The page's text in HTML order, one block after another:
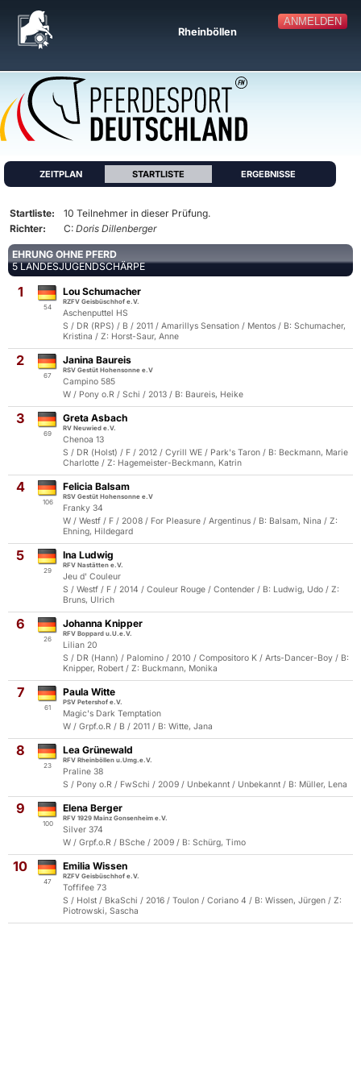
ANMELDEN
Rheinböllen
ZEITPLAN STARTLISTE ERGEBNISSE
Startliste:
10 Teilnehmer in dieser Prüfung.
Richter:
C: Doris Dillenberger
EHRUNG OHNE PFERD
5 LANDESJUGENDSCHÄRPE
1
54
Lou Schumacher
RZFV Geisbüschhof e.V.
Aschenputtel HS
S / DR (RPS) / B / 2011 / Amarillys Sensation / Mentos / B: Schumacher,
Kristina / Z: Horst-Saur, Anne
2
67
Janina Baureis
RSV Gestüt Hohensonne e.V
Campino 585
W / Pony o.R / Schi / 2013 / B: Baureis, Heike
3
69
Greta Asbach
RV Neuwied e.V.
Chenoa 13
S / DR (Holst) / F / 2012 / Cyrill WE / Park's Taron / B: Beckmann, Marie
Charlotte / Z: Hagemeister-Beckmann, Katrin
4
106
Felicia Balsam
RSV Gestüt Hohensonne e.V
Franky 34
W / Westf / F / 2008 / For Pleasure / Argentinus / B: Balsam, Nina / Z:
Ehning, Hildegard
5
29
Ina Ludwig
RFV Nastätten e.V.
Jeu d' Couleur
S / Westf / F / 2014 / Couleur Rouge / Contender / B: Ludwig, Udo / Z:
Bruns, Ulrich
6
26
Johanna Knipper
RFV Boppard u.U.e.V.
Lilian 20
S / DR (Hann) / Palomino / 2010 / Compositoro K / Arts-Dancer-Boy / B:
Knipper, Robert / Z: Buckmann, Monika
7
61
Paula Witte
PSV Petershof e.V.
Magic's Dark Temptation
W / Grpf.o.R / B / 2011 / B: Witte, Jana
8
23
Lea Grünewald
RFV Rheinböllen u.Umg.e.V.
Praline 38
S / Pony o.R / FwSchi / 2009 / Unbekannt / Unbekannt / B: Müller, Lena
9
100
Elena Berger
RFV 1929 Mainz Gonsenheim e.V.
Silver 374
W / Grpf.o.R / BSche / 2009 / B: Schürg, Timo
10
47
Emilia Wissen
RZFV Geisbüschhof e.V.
Toffifee 73
S / Holst / BkaSchi / 2016 / Toulon / Coriano 4 / B: Wissen, Jürgen / Z:
Piotrowski, Sascha